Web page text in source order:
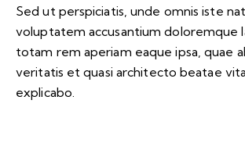
Sed ut perspiciatis, unde omnis iste
voluptatem accusantium doloremque
totam rem aperiam eaque ipsa, quae
veritatis et quasi architecto beatae
explicabo.